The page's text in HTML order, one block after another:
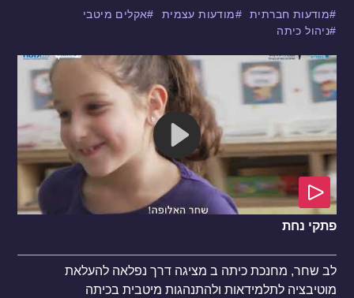
מודעות חברתית מודעות עצמית
אקלים מיטבי
ניהול כיתה
פתקי נחת
לב שחר, מחנכת כיתה ב מציגה דרך נפלאה להעלאת
מוטיבציה לתלמידאות ולהתנהגות מיטבית בכיתה